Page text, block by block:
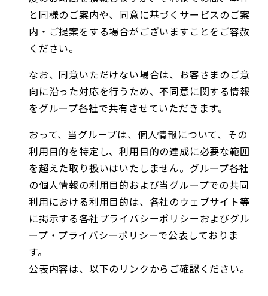
と同様のご案内や、同意に基づくサービスのご案
内・ご提案をする場合がございますことをご容赦
ください。
なお、同意いただけない場合は、お客さまのご意
向に沿った対応を行うため、不同意に関する情報
をグループ各社で共有させていただきます。
おって、当グループは、個人情報について、その
利用目的を特定し、利用目的の達成に必要な範囲
を超えた取り扱いはいたしません。グループ各社
の個人情報の利用目的および当グループでの共同
利用における利用目的は、各社のウェブサイト等
に掲示する各社プライバシーポリシーおよびグル
ープ・プライバシーポリシーで公表しておりま
す。
公表内容は、以下のリンクからご確認ください。